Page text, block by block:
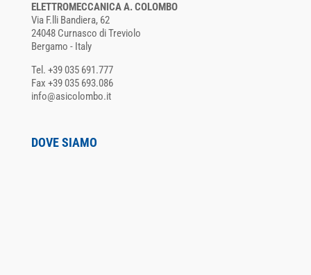
ELETTROMECCANICA A. COLOMBO
Via F.lli Bandiera, 62
24048 Curnasco di Treviolo
Bergamo - Italy
Tel. +39 035 691.777
Fax +39 035 693.086
info@asicolombo.it
DOVE SIAMO